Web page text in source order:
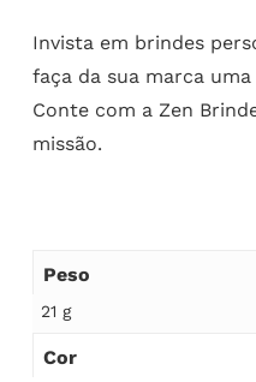
Invista em brindes
faça da sua marca
Conte com a Zen
missão.
Peso
21 g
Cor